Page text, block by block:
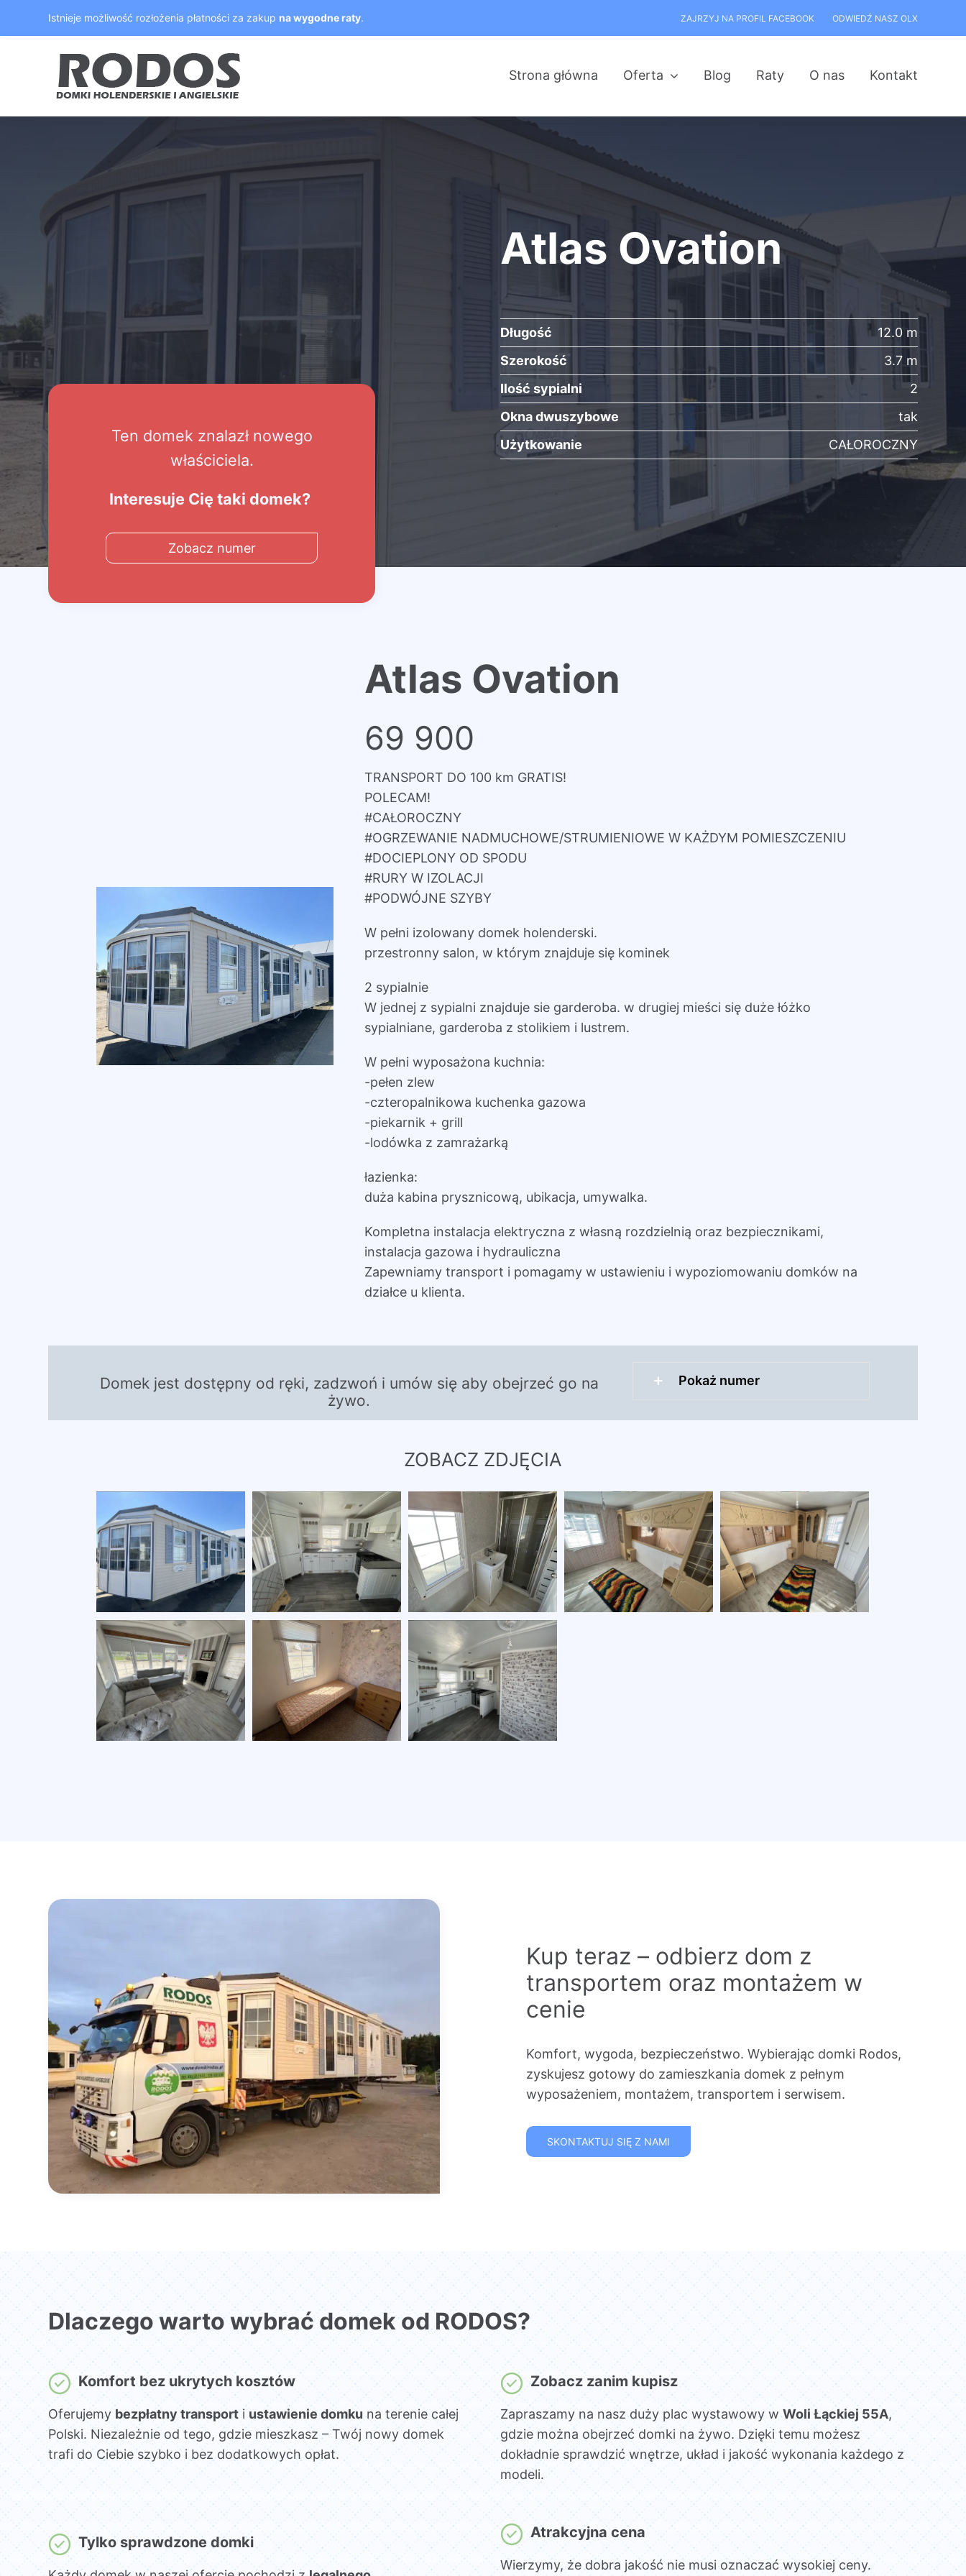
Istnieje możliwość rozłożenia płatności za zakupna wygodne raty. ZAJRZYJ NA PROFIL FACEBOOK ODWIEDŹ NASZ OLX
Strona główna Oferta Blog Raty O nas Kontakt
Ten domek znalazł nowego
właściciela.
Interesuje Cię taki domek?
Zobacz numer
Atlas Ovation
Długość
12.0 m
Szerokość
3.7 m
Ilość sypialni
2
Okna dwuszybowe
tak
Użytkowanie
CAŁOROCZNY
Atlas Ovation
69 900
TRANSPORT DO 100 km GRATIS!
POLECAM!
#CAŁOROCZNY
#OGRZEWANIE NADMUCHOWE/STRUMIENIOWE W KAŻDYM POMIESZCZENIU
#DOCIEPLONY OD SPODU
#RURY W IZOLACJI
#PODWÓJNE SZYBY
W pełni izolowany domek holenderski.
przestronny salon, w którym znajduje się kominek
2 sypialnie
W jednej z sypialni znajduje sie garderoba. w drugiej mieści się duże łóżko
sypialniane, garderoba z stolikiem i lustrem.
W pełni wyposażona kuchnia:
-pełen zlew
-czteropalnikowa kuchenka gazowa
-piekarnik + grill
-lodówka z zamrażarką
łazienka:
duża kabina prysznicową, ubikacja, umywalka.
Kompletna instalacja elektryczna z własną rozdzielnią oraz bezpiecznikami,
instalacja gazowa i hydrauliczna
Zapewniamy transport i pomagamy w ustawieniu i wypoziomowaniu domków na
działce u klienta.
Domek jest dostępny od ręki, zadzwoń i umów się aby obejrzeć go na
żywo.
Pokaż numer
ZOBACZ ZDJĘCIA
Kup teraz – odbierz dom z
transportem oraz montażem w
cenie
Komfort, wygoda, bezpieczeństwo. Wybierając domki Rodos,
zyskujesz gotowy do zamieszkania domek z pełnym
wyposażeniem, montażem, transportem i serwisem.
SKONTAKTUJ SIĘ Z NAMI
Dlaczego warto wybrać domek od RODOS?
Komfort bez ukrytych kosztów
Oferujemy bezpłatny transport i ustawienie domku na terenie całej
Polski. Niezależnie od tego, gdzie mieszkasz – Twój nowy domek
trafi do Ciebie szybko i bez dodatkowych opłat.
Zobacz zanim kupisz
Zapraszamy na nasz duży plac wystawowy wWoli Łąckiej 55A,
gdzie można obejrzeć domki na żywo. Dzięki temu możesz
dokładnie sprawdzić wnętrze, układ i jakość wykonania każdego z
modeli.
Tylko sprawdzone domki
Atrakcyjna cena
Wierzymy, że dobra jakość nie musi oznaczać wysokiej ceny.